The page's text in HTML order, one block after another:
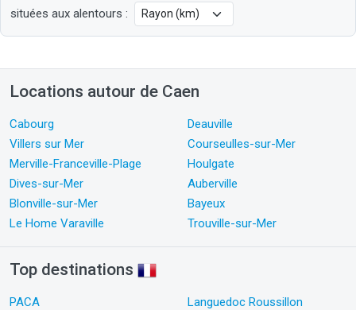
situées aux alentours :
Locations autour de Caen
Cabourg
Deauville
Villers sur Mer
Courseulles-sur-Mer
Merville-Franceville-Plage
Houlgate
Dives-sur-Mer
Auberville
Blonville-sur-Mer
Bayeux
Le Home Varaville
Trouville-sur-Mer
Top destinations
PACA
Languedoc Roussillon